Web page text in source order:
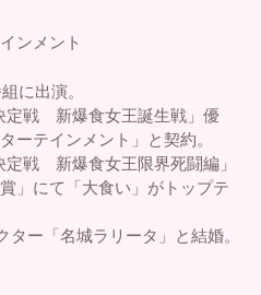
ンメント
に出演。
定戦 新爆食女王誕生戦」優
ーテインメント」と契約。
定戦 新爆食女王限界死闘編」
」にて「大食い」がトップテ
ター「名城ラリータ」と結婚。